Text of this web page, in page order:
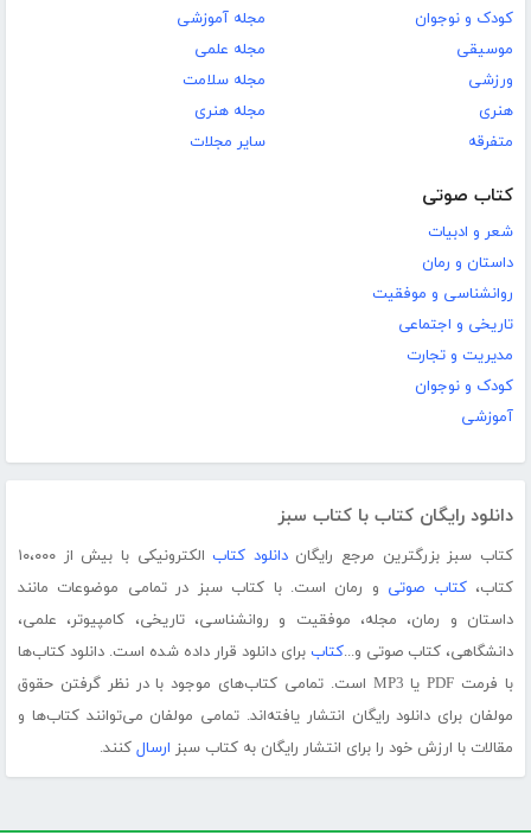
کودک و نوجوان
موسیقی
ورزشی
هنری
متفرقه
مجله آموزشی
مجله علمی
مجله سلامت
مجله هنری
سایر مجلات
کتاب صوتی
شعر و ادبیات
داستان و رمان
روانشناسی و موفقیت
تاریخی و اجتماعی
مدیریت و تجارت
کودک و نوجوان
آموزشی
دانلود رایگان کتاب با کتاب سبز
کتاب سبز بزرگترین مرجع رایگاندانلود کتاب
الکترونیکی با بیش از ۱۰،۰۰۰
کتاب،کتاب صوتی و رمان است. با کتاب سبز در تمامی موضوعات مانند
داستان و رمان، مجله، موفقیت و روانشناسی، تاریخی، کامپیوتر، علمی،
دانشگاهی، کتاب صوتی و...کتاب برای دانلود قرار داده شده است. دانلود کتاب‌ها
با فرمت PDF یا MP3 است. تمامی کتاب‌های موجود با در نظر گرفتن حقوق
مولفان برای دانلود رایگان انتشار یافته‌اند. تمامی مولفان می‌توانند کتاب‌ها و
مقالات با ارزش خود را برای انتشار رایگان به کتاب سبز ارسال کنند.